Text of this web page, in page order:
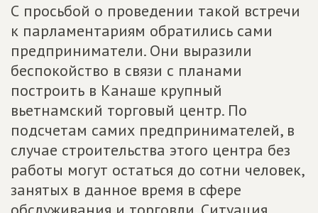
С просьбой о проведении такой встречи
к парламентариям обратились сами
предприниматели. Они выразили
беспокойство в связи с планами
построить в Канаше крупный
вьетнамский торговый центр. По
подсчетам самих предпринимателей, в
случае строительства этого центра без
работы могут остаться до сотни человек,
занятых в данное время в сфере